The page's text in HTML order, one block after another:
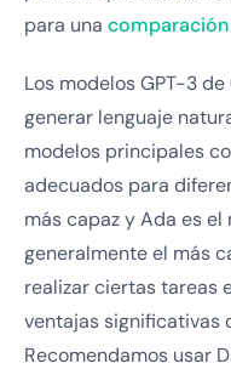
para una
Los modelos GPT-3
generar lenguaje
modelos principales
adecuados para
más capaz y Ada es
generalmente el más
realizar ciertas tareas
ventajas significativas
Recomendamos usar